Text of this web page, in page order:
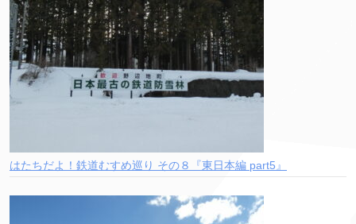
はたちだよ！鉄道むすめ巡り その８『東日本編 part5』